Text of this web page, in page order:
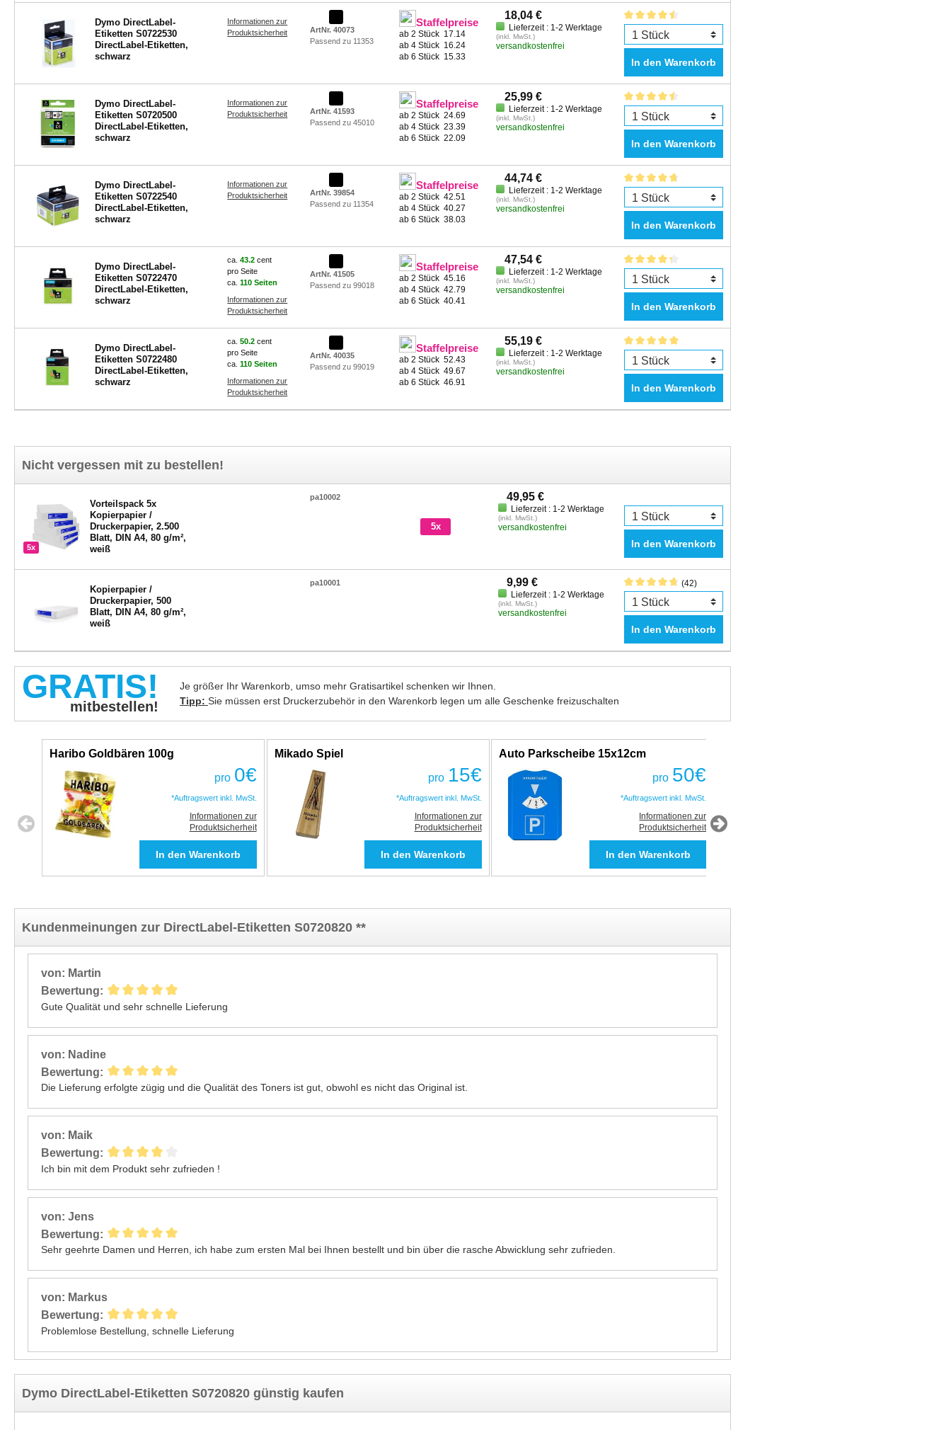
Dymo DirectLabel-
Etiketten S0722530
DirectLabel-Etiketten,
schwarz
Informationen zur
Produktsicherheit
ArtNr. 40073
Passend zu 11353
Staffelpreise
ab 2 Stück 17.14
ab 4 Stück 16.24
ab 6 Stück 15.33
18,04 €
Lieferzeit : 1-2 Werktage
(inkl. MwSt.)
versandkostenfrei
In den Warenkorb
Dymo DirectLabel-
Etiketten S0720500
DirectLabel-Etiketten,
schwarz
Informationen zur
Produktsicherheit
ArtNr. 41593
Passend zu 45010
Staffelpreise
ab 2 Stück24.69
ab 4 Stück23.39
ab 6 Stück22.09
25,99 €
Lieferzeit : 1-2 Werktage
(inkl. MwSt.)
versandkostenfrei
In den Warenkorb
Dymo DirectLabel-
Etiketten S0722540
DirectLabel-Etiketten,
schwarz
Informationen zur
Produktsicherheit
ArtNr. 39854
Passend zu 11354
Staffelpreise
ab 2 Stück42.51
ab 4 Stück40.27
ab 6 Stück38.03
44,74 €
Lieferzeit : 1-2 Werktage
(inkl. MwSt.)
versandkostenfrei
In den Warenkorb
Dymo DirectLabel-
Etiketten S0722470
DirectLabel-Etiketten,
schwarz
ca.43.2cent
pro Seite
ca.110 Seiten
Informationen zur
Produktsicherheit
ArtNr. 41505
Passend zu 99018
Staffelpreise
ab 2 Stück45.16
ab 4 Stück42.79
ab 6 Stück40.41
47,54 €
Lieferzeit : 1-2 Werktage
(inkl. MwSt.)
versandkostenfrei
In den Warenkorb
Dymo DirectLabel-
Etiketten S0722480
DirectLabel-Etiketten,
schwarz
ca.50.2cent
pro Seite
ca.110 Seiten
Informationen zur
Produktsicherheit
ArtNr. 40035
Passend zu 99019
Staffelpreise
ab 2 Stück52.43
ab 4 Stück49.67
ab 6 Stück46.91
55,19 €
Lieferzeit : 1-2 Werktage
(inkl. MwSt.)
versandkostenfrei
In den Warenkorb
Nicht vergessen mit zu bestellen!
5x
Vorteilspack 5x
Kopierpapier /
Druckerpapier, 2.500
Blatt, DIN A4, 80 g/m²,
weiß
pa10002
5x
49,95 €
Lieferzeit : 1-2 Werktage
(inkl. MwSt.)
versandkostenfrei
In den Warenkorb
Kopierpapier /
Druckerpapier, 500
Blatt, DIN A4, 80 g/m²,
weiß
pa10001 9,99 €
Lieferzeit : 1-2 Werktage
(inkl. MwSt.)
versandkostenfrei
(42)
In den Warenkorb
GRATIS!
mitbestellen!
Je größer Ihr Warenkorb, umso mehr Gratisartikel schenken wir Ihnen.
Tipp: Sie müssen erst Druckerzubehör in den Warenkorb legen um alle Geschenke freizuschalten
Haribo Goldbären 100g
pro 0€
*Auftragswert inkl. MwSt.
Informationen zur
Produktsicherheit
Mikado Spiel
pro 15€
*Auftragswert inkl. MwSt.
Informationen zur
Produktsicherheit
Auto Parkscheibe 15x12cm
pro 50€
*Auftragswert inkl. MwSt.
Informationen zur
Produktsicherheit
Kundenmeinungen zur DirectLabel-Etiketten S0720820 **
von: Martin
Bewertung:
Gute Qualität und sehr schnelle Lieferung
von: Nadine
Bewertung:
Die Lieferung erfolgte zügig und die Qualität des Toners ist gut, obwohl es nicht das Original ist.
von: Maik
Bewertung:
Ich bin mit dem Produkt sehr zufrieden !
von: Jens
Bewertung:
Sehr geehrte Damen und Herren, ich habe zum ersten Mal bei Ihnen bestellt und bin über die rasche Abwicklung sehr zufrieden.
von: Markus
Bewertung:
Problemlose Bestellung, schnelle Lieferung
Dymo DirectLabel-Etiketten S0720820 günstig kaufen